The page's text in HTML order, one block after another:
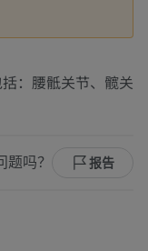
：腰骶关节、髋关
题吗？ 报告